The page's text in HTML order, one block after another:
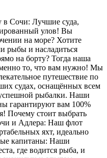
в Сочи: Лучшие суда,
улов! Вы
на море? Хотите
рыбы и насладиться
на борту? Тогда наша
то, что вам нужно! Мы
путешествие по
судах, оснащённых всем
рыбалки. Наши
гарантируют вам 100%
Почему стоит выбрать
и Адлера: Наш флот
яхт, идеально
капитаны: Наши
где водится рыба, и